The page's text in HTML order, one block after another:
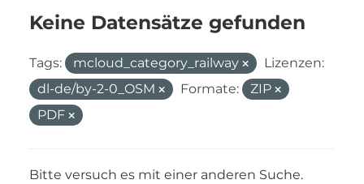
Keine Datensätze gefunden
Tags: mcloud_category_railway
Lizenzen:
dl-de/by-2-0_OSM
Formate:
ZIP
PDF
Bitte versuch es mit einer anderen Suche.